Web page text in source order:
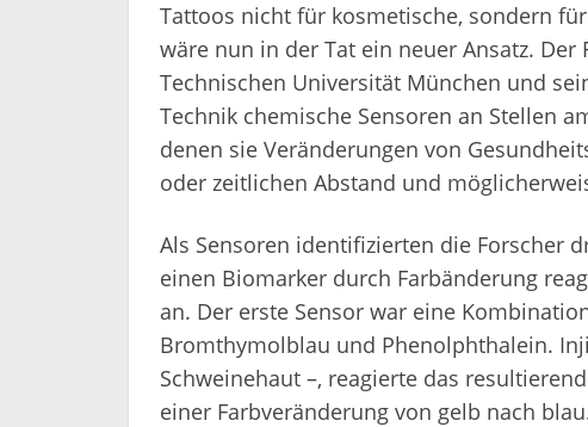
Tattoos nicht für kosmetische, sondern
wäre nun in der Tat ein neuer Ansatz. Der
Technischen Universität München und
Technik chemische Sensoren an Stellen
denen sie Veränderungen von
oder zeitlichen Abstand und
Als Sensoren identifizierten die Forscher
einen Biomarker durch Farbänderung
an. Der erste Sensor war eine
Bromthymolblau und Phenolphthalein.
Schweinehaut –, reagierte das
einer Farbveränderung von gelb nach